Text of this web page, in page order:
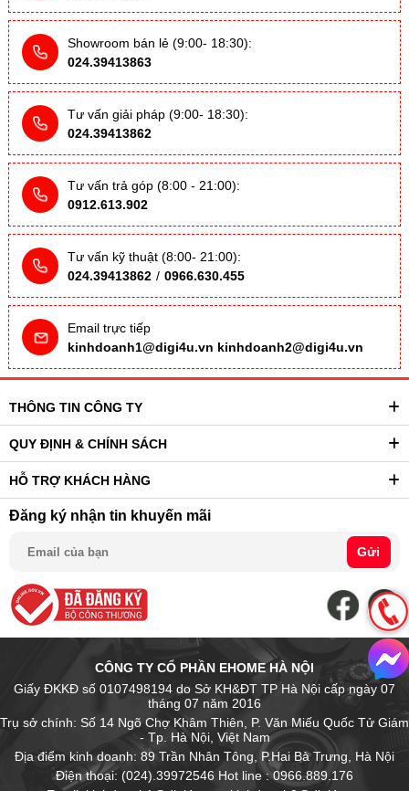
Showroom bán lẻ (9:00- 18:30):
024.39413863
Tư vấn giải pháp (9:00- 18:30):
024.39413862
Tư vấn trả góp (8:00 - 21:00):
0912.613.902
Tư vấn kỹ thuật (8:00- 21:00):
024.39413862 / 0966.630.455
Email trực tiếp
kinhdoanh1@digi4u.vn kinhdoanh2@digi4u.vn
THÔNG TIN CÔNG TY
QUY ĐỊNH & CHÍNH SÁCH
HỖ TRỢ KHÁCH HÀNG
Đăng ký nhận tin khuyến mãi
Gửi
CÔNG TY CỔ PHẦN EHOME HÀ NỘI
Giấy ĐKKĐ số 0107498194 do Sở KH&ĐT TP Hà Nội cấp ngày 07
tháng 07 năm 2016
Trụ sở chính: Số 14 Ngõ Chợ Khâm Thiên, P. Văn Miếu Quốc Tử Giám
- Tp. Hà Nội, Việt Nam
Địa điểm kinh doanh: 89 Trần Nhân Tông, P.Hai Bà Trưng, Hà Nội
Điện thoại: (024).39972546 Hot line : 0966.889.176